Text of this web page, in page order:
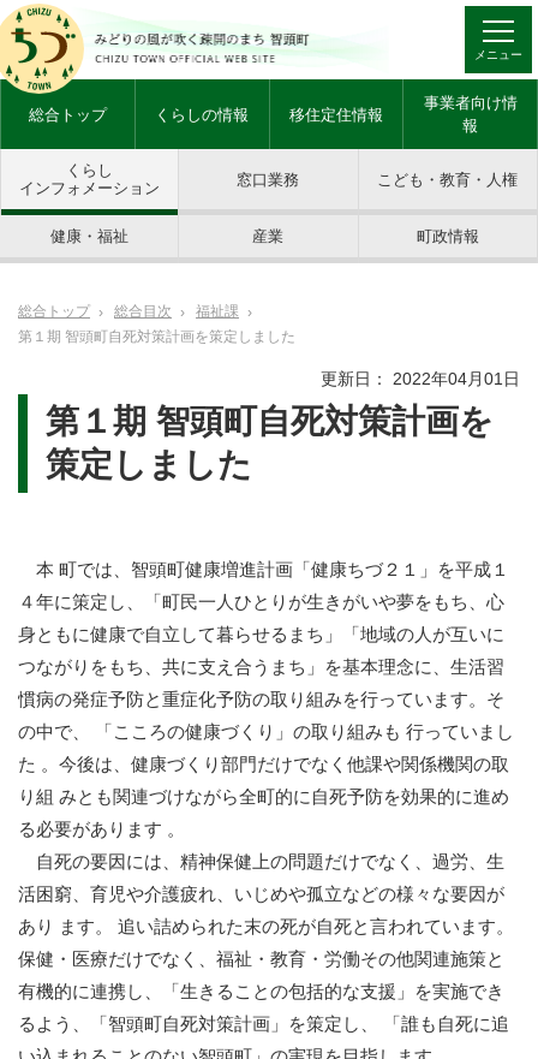
メニュー
総合トップ くらしの情報 移住定住情報
事業者向け情
報
くらし
インフォメーション
窓口業務 こども・教育・人権
健康・福祉 産業 町政情報
総合トップ 総合目次
福祉課
第１期 智頭町自死対策計画を策定しました
更新日： 2022年04月01日
第１期 智頭町自死対策計画を
策定しました
本 町では、智頭町健康増進計画「健康ちづ２１」を平成１
４年に策定し、「町民一人ひとりが生きがいや夢をもち、心
身ともに健康で自立して暮らせるまち」「地域の人が互いに
つながりをもち、共に支え合うまち」を基本理念に、生活習
慣病の発症予防と重症化予防の取り組みを行っています。そ
の中で、 「こころの健康づくり」の取り組みも 行っていまし
た 。今後は、健康づくり部門だけでなく他課や関係機関の取
り組 みとも関連づけながら全町的に自死予防を効果的に進め
る必要があります 。
自死の要因には、精神保健上の問題だけでなく、過労、生
活困窮、育児や介護疲れ、いじめや孤立などの様々な要因が
あり ます。 追い詰められた末の死が自死と言われています。
保健・医療だけでなく、福祉・教育・労働その他関連施策と
有機的に連携し、「生きることの包括的な支援」を実施でき
るよう、「智頭町自死対策計画」を策定し、 「誰も自死に追